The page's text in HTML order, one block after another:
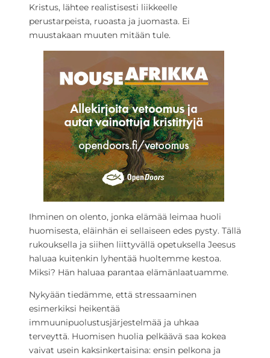
Kristus, lähtee realistisesti liikkeelle
perustarpeista, ruoasta ja juomasta. Ei
muustakaan muuten mitään tule.
Ihminen on olento, jonka elämää leimaa huoli
huomisesta, eläinhän ei sellaiseen edes pysty. Tällä
rukouksella ja siihen liittyvällä opetuksella Jeesus
haluaa kuitenkin lyhentää huoltemme kestoa.
Miksi? Hän haluaa parantaa elämänlaatuamme.
Nykyään tiedämme, että stressaaminen
esimerkiksi heikentää
immuunipuolustusjärjestelmää ja uhkaa
terveyttä. Huomisen huolia pelkäävä saa kokea
vaivat usein kaksinkertaisina: ensin pelkona ja